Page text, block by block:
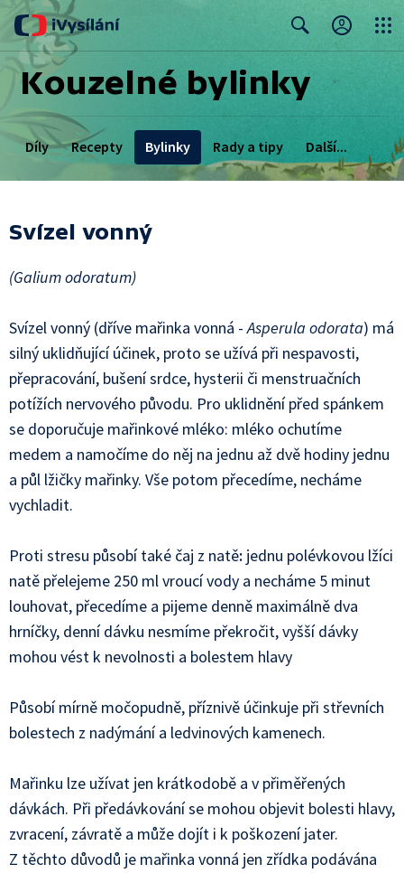
Kouzelné bylinky
Díly Recepty Bylinky Rady a tipy Další...
Svízel vonný
(Galium odoratum)
Svízel vonný (dříve mařinka vonná -Asperula odorata) má
silný uklidňující účinek, proto se užívá při nespavosti,
přepracování, bušení srdce, hysterii či menstruačních
potížích nervového původu. Pro uklidnění před spánkem
se doporučuje mařinkové mléko: mléko ochutíme
medem a namočíme do něj na jednu až dvě hodiny jednu
a půl lžičky mařinky. Vše potom přecedíme, necháme
vychladit.
Proti stresu působí také čaj z natě: jednu polévkovou lžíci
natě přelejeme 250 ml vroucí vody a necháme 5 minut
louhovat, přecedíme a pijeme denně maximálně dva
hrníčky, denní dávku nesmíme překročit, vyšší dávky
mohou vést k nevolnosti a bolestem hlavy
Působí mírně močopudně, příznivě účinkuje při střevních
bolestech z nadýmání a ledvinových kamenech.
Mařinku lze užívat jen krátkodobě a v přiměřených
dávkách. Při předávkování se mohou objevit bolesti hlavy,
zvracení, závratě a může dojít i k poškození jater.
Z těchto důvodů je mařinka vonná jen zřídka podávána